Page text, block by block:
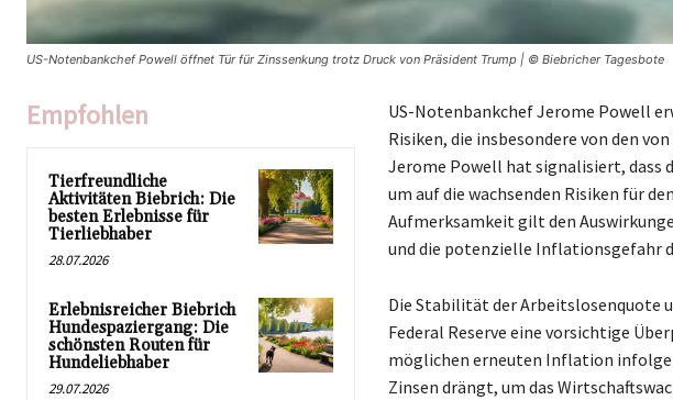
US-Notenbankchef Powell öffnet Tür für Zinssenkung trotz Druck von Präsident Trump | © Biebricher Tagesbote
Empfohlen
Tierfreundliche
Aktivitäten Biebrich: Die
besten Erlebnisse für
Tierliebhaber
28.07.2026
Erlebnisreicher Biebrich
Hundespaziergang: Die
schönsten Routen für
Hundeliebhaber
29.07.2026
US-Notenbankchef Jerome Powell
Risiken, die insbesondere von den
Jerome Powell hat signalisiert, dass
um auf die wachsenden Risiken für
Aufmerksamkeit gilt den
und die potenzielle Inflationsgefahr
Die Stabilität der Arbeitslosenquote
Federal Reserve eine vorsichtige
möglichen erneuten Inflation infolge
Zinsen drängt, um das